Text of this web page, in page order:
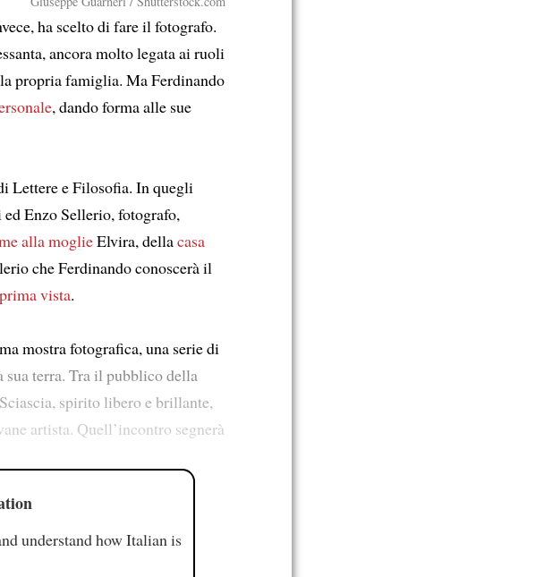
ha scelto di fare il fotografo.
ancora molto legata ai ruoli
propria famiglia. Ma Ferdinando
, dando forma alle sue
Lettere e Filosofia. In quegli
Enzo Sellerio, fotografo,
alla moglieElvira, dellacasa
che Ferdinando conoscerà il
vista.
mostra fotografica, una serie di
terra. Tra il pubblico della
spirito libero e brillante,
artista. Quell’incontro segnerà
understand how Italian is